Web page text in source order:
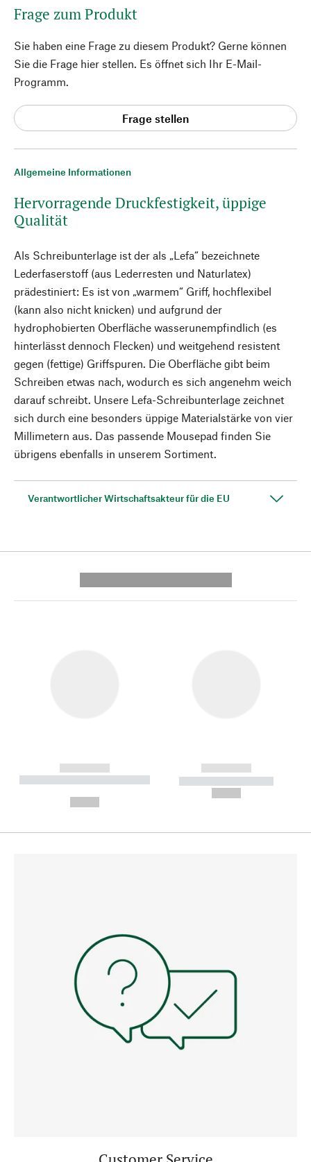
Allgemeine Informationen
Hervorragende Druckfestigkeit, üppige
Qualität
Als Schreibunterlage ist der als „Lefa“ bezeichnete
Lederfaserstoff (aus Lederresten und Naturlatex)
prädestiniert: Es ist von „warmem“ Griff, hochflexibel
(kann also nicht knicken) und aufgrund der
hydrophobierten Oberfläche wasserunempfindlich (es
hinterlässt dennoch Flecken) und weitgehend resistent
gegen (fettige) Griffspuren. Die Oberfläche gibt beim
Schreiben etwas nach, wodurch es sich angenehm weich
darauf schreibt. Unsere Lefa-Schreibunterlage zeichnet
sich durch eine besonders üppige Materialstärke von vier
Millimetern aus. Das passende Mousepad finden Sie
übrigens ebenfalls in unserem Sortiment.
Verantwortlicher Wirtschaftsakteur für die EU
Frage zum Produkt
Sie haben eine Frage zu diesem Produkt? Gerne können
Sie die Frage hier stellen. Es öffnet sich Ihr E-Mail-
Programm.
Frage stellen
------------
----------- ----------- --------
------------
----------- -----------